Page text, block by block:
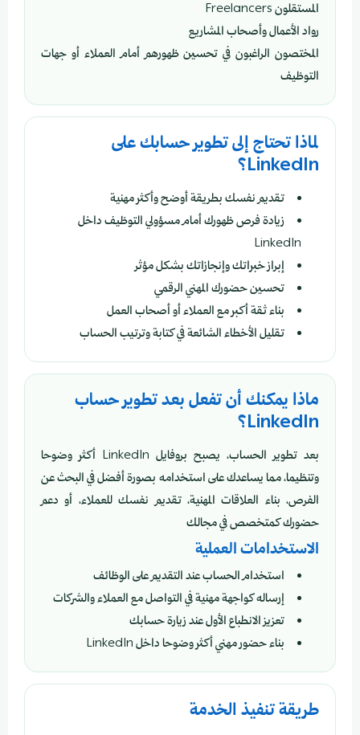
المستقلون Freelancers
رواد الأعمال وأصحاب المشاريع
المختصون الراغبون في تحسين ظهورهم أمام العملاء أو جهات
التوظيف
لماذا تحتاج إلى تطوير حسابك على
LinkedIn؟
تقديم نفسك بطريقة أوضح وأكثر مهنية
زيادة فرص ظهورك أمام مسؤولي التوظيف داخل
LinkedIn
إبراز خبراتك وإنجازاتك بشكل مؤثر
تحسين حضورك المهني الرقمي
بناء ثقة أكبر مع العملاء أو أصحاب العمل
تقليل الأخطاء الشائعة في كتابة وترتيب الحساب
ماذا يمكنك أن تفعل بعد تطوير حساب
LinkedIn؟
بعد تطوير الحساب، يصبح بروفايل LinkedIn أكثر وضوحا
وتنظيما، مما يساعدك على استخدامه بصورة أفضل في البحث عن
الفرص، بناء العلاقات المهنية، تقديم نفسك للعملاء، أو دعم
حضورك كمتخصص في مجالك
الاستخدامات العملية
استخدام الحساب عند التقديم على الوظائف
إرساله كواجهة مهنية في التواصل مع العملاء والشركات
تعزيز الانطباع الأول عند زيارة حسابك
بناء حضور مهني أكثر وضوحا داخل LinkedIn
طريقة تنفيذ الخدمة